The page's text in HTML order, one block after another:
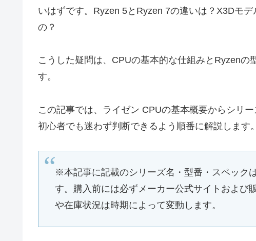
いはずです。Ryzen 5とRyzen 7の違いは？X3Dモ
の？
こうした疑問は、CPUの基本的な仕組みとRyzenの
す。
この記事では、ライゼン CPUの基本概要からシリ
初心者でも迷わず判断できるよう順番に解説します。
※本記事に記載のシリーズ名・型番・スペック
す。購入前には必ずメーカー公式サイトおよび
や在庫状況は時期によって変動します。